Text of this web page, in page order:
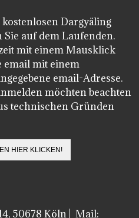
Dargyäling
auf dem Laufenden.
mit einem Mausklick
email mit einem
email-Adresse.
möchten beachten
technischen Gründen
50678 Köln | Mail: